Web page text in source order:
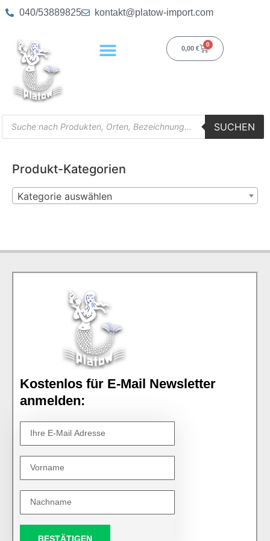
040/53889825 kontakt@platow-import.com
0,00 €
0
SUCHEN
Produkt-Kategorien
Kategorie auswählen
Kostenlos für E-Mail Newsletter
anmelden:
BESTÄTIGEN